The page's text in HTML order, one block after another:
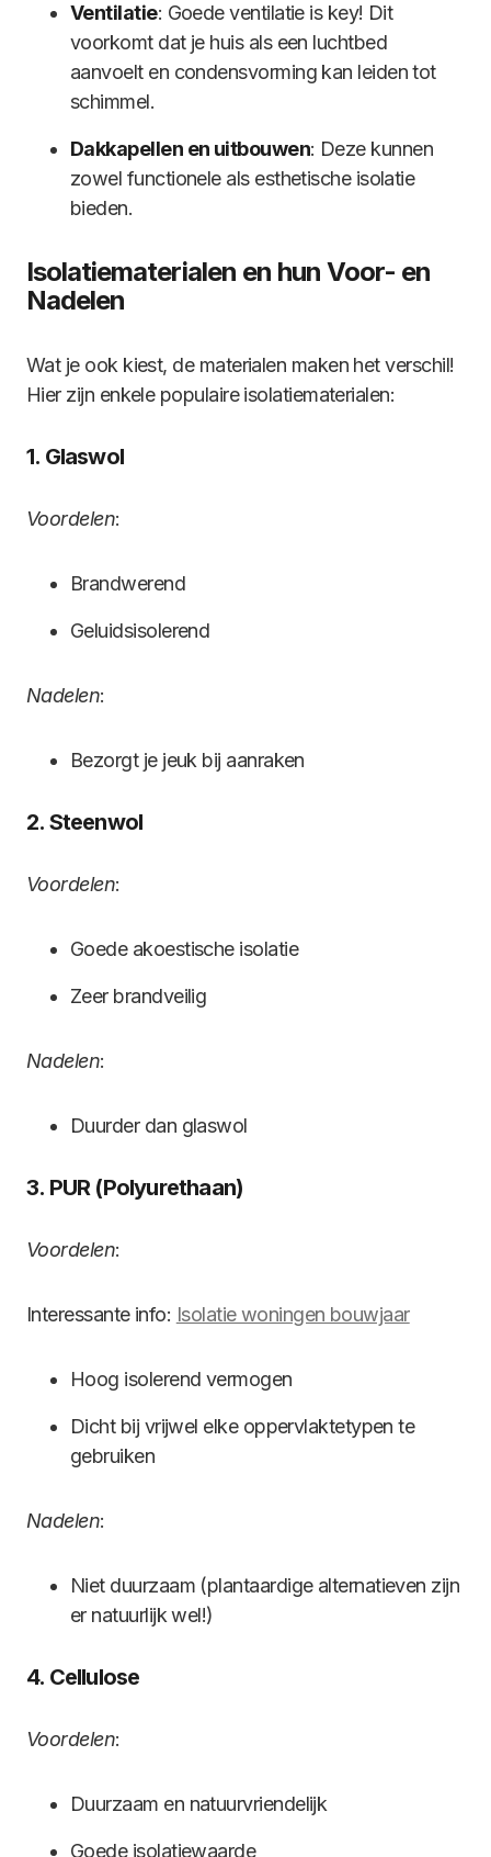
Ventilatie: Goede ventilatie is key! Dit
voorkomt dat je huis als een luchtbed
aanvoelt en condensvorming kan leiden tot
schimmel.
Dakkapellen en uitbouwen: Deze kunnen
zowel functionele als esthetische isolatie
bieden.
Isolatiematerialen en hun Voor- en
Nadelen
Wat je ook kiest, de materialen maken het verschil!
Hier zijn enkele populaire isolatiematerialen:
1. Glaswol
Voordelen:
Brandwerend
Geluidsisolerend
Nadelen:
Bezorgt je jeuk bij aanraken
2. Steenwol
Voordelen:
Goede akoestische isolatie
Zeer brandveilig
Nadelen:
Duurder dan glaswol
3. PUR (Polyurethaan)
Voordelen:
Interessante info: Isolatie woningen bouwjaar
Hoog isolerend vermogen
Dicht bij vrijwel elke oppervlaktetypen te
gebruiken
Nadelen:
Niet duurzaam (plantaardige alternatieven zijn
er natuurlijk wel!)
4. Cellulose
Voordelen:
Duurzaam en natuurvriendelijk
Goede isolatiewaarde